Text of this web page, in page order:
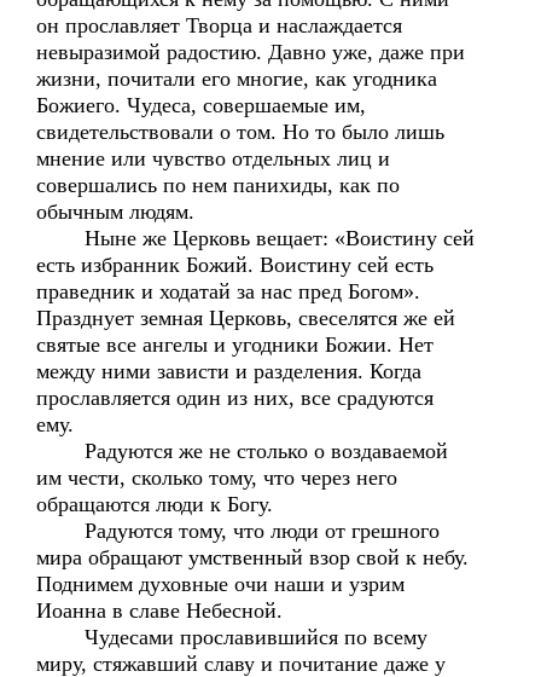
он прославляет Творца и наслаждается
невыразимой радостию. Давно уже, даже при
жизни, почитали его многие, как угодника
Божиего. Чудеса, совершаемые им,
свидетельствовали о том. Но то было лишь
мнение или чувство отдельных лиц и
совершались по нем панихиды, как по
обычным людям.
Ныне же Церковь вещает: «Воистину сей
есть избранник Божий. Воистину сей есть
праведник и ходатай за нас пред Богом».
Празднует земная Церковь, свеселятся же ей
святые все ангелы и угодники Божии. Нет
между ними зависти и разделения. Когда
прославляется один из них, все срадуются
ему.
Радуются же не столько о воздаваемой
им чести, сколько тому, что через него
обращаются люди к Богу.
Радуются тому, что люди от грешного
мирa обращают умственный взор свой к небу.
Поднимем духовные очи наши и узрим
Иоанна в славе Небесной.
Чудесами прославившийся по всему
миру, стяжавший славу и почитание даже у